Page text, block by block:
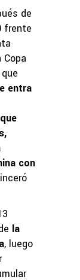
de
frente
entra
con
la
, luego